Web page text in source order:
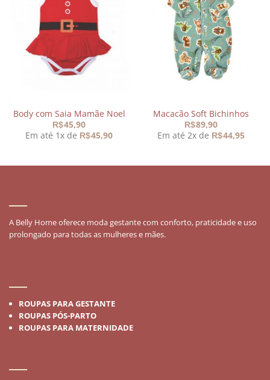
Adicionar
meus
desejos
Body com Saia Mamãe Noel
R$45,90
Em até 1x de R$45,90
Adicionar
meus
desejos
Macacão Soft Bichinhos
R$89,90
Em até 2x de R$44,95
A Belly Home oferece moda gestante com conforto, praticidade e uso
prolongado para todas as mulheres e mães.
ROUPAS PARA GESTANTE
ROUPAS PÓS-PARTO
ROUPAS PARA MATERNIDADE